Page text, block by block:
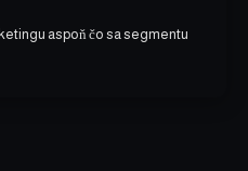
aspoň čo sa segmentu